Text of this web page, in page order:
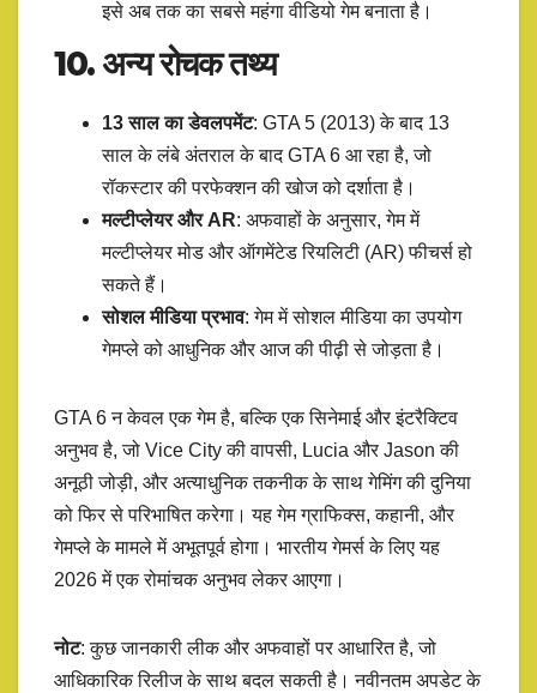
इसे अब तक का सबसे महंगा वीडियो गेम बनाता है।
10. अन्य रोचक तथ्य
13 साल का डेवलपमेंट: GTA 5 (2013) के बाद 13
साल के लंबे अंतराल के बाद GTA 6 आ रहा है, जो
रॉकस्टार की परफेक्शन की खोज को दर्शाता है।
मल्टीप्लेयर और AR: अफवाहों के अनुसार, गेम में
मल्टीप्लेयर मोड और ऑगमेंटेड रियलिटी (AR) फीचर्स हो
सकते हैं।
सोशल मीडिया प्रभाव: गेम में सोशल मीडिया का उपयोग
गेमप्ले को आधुनिक और आज की पीढ़ी से जोड़ता है।
GTA 6 न केवल एक गेम है, बल्कि एक सिनेमाई और इंटरैक्टिव
अनुभव है, जो Vice City की वापसी, Lucia और Jason की
अनूठी जोड़ी, और अत्याधुनिक तकनीक के साथ गेमिंग की दुनिया
को फिर से परिभाषित करेगा। यह गेम ग्राफिक्स, कहानी, और
गेमप्ले के मामले में अभूतपूर्व होगा। भारतीय गेमर्स के लिए यह
2026 में एक रोमांचक अनुभव लेकर आएगा।
नोट: कुछ जानकारी लीक और अफवाहों पर आधारित है, जो
आधिकारिक रिलीज के साथ बदल सकती है। नवीनतम अपडेट के